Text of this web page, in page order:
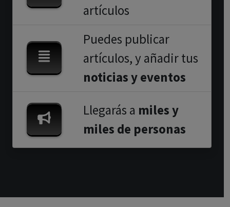
artículos
Puedes publicar
artículos, y añadir tus
noticias y eventos
Llegarás a miles y
miles de personas